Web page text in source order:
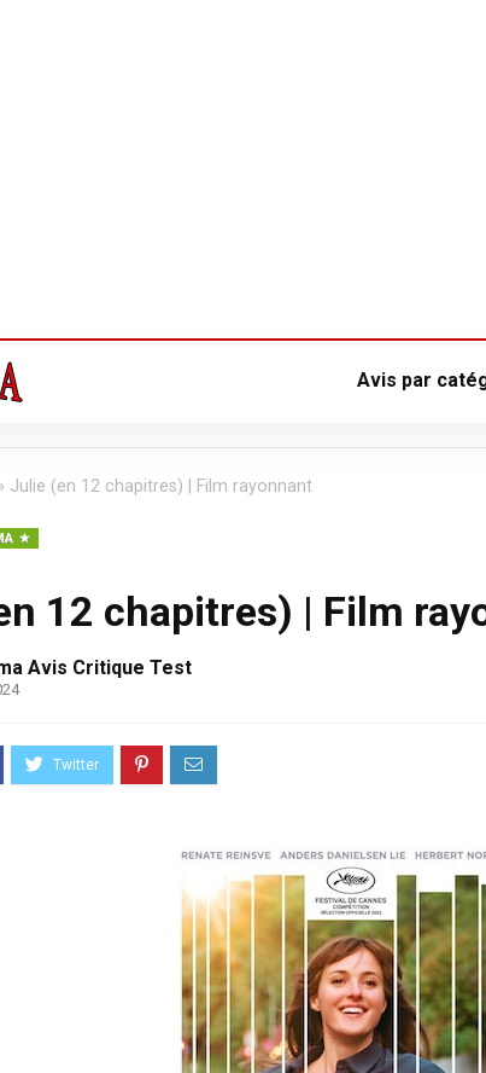
Avis par
Julie (en 12 chapitres) | Film rayonnant
12 chapitres) | Film
Avis Critique Test